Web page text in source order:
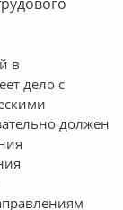
в
дело с
должен